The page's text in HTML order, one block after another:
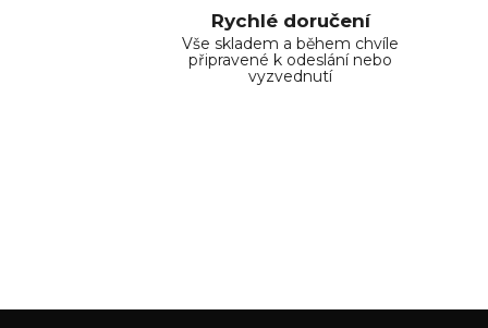
Rychlé doručení
Vše skladem a během chvíle
připravené k odeslání nebo
vyzvednutí